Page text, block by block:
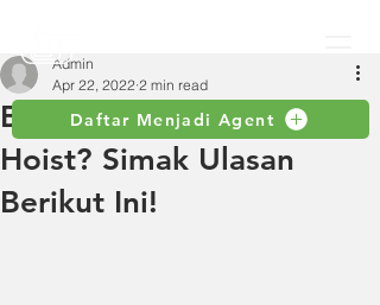
Daftar Menjadi Agent
Bagaimana Cara Kerja
Hoist? Simak Ulasan
Berikut Ini!
Admin
Apr 22, 2022 2 min read